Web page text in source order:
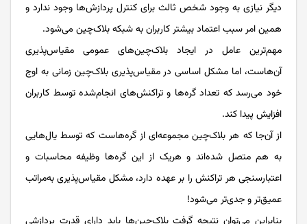
دیگر نیازی به وجود شخص ثالث برای کنترل پردازش‌ها وجود ندارد و
همین امر سبب اعتماد بیشتر کاربران به شبکه بلاک‌چین می‌شود.
مهم‌ترین عامل در ایجاد بلاک‌چین‌های عمومی مقیاس‌پذیری
آن‌هاست، اما مشکل اساسی در مقیاس‌پذیری بلاک‌چین زمانی به اوج
خود می‌رسد که تعداد گره‌ها و تراکنش‌های انجام‌شده توسط کاربران
افزایش پیدا کند.
از آن‌جا که هر بلاک‌چین مجموعه‌ای از گره‌هاست که توسط یال‌هایی
به هم متصل شده‌اند و هریک از این گره‌ها وظیفه محاسبات و
اعتبارسنجی هر تراکنش را بر عهده دارد، مشکل مقیاس‌پذیری به‌مراتب
عمیق‌تر و جدی‌تر می‌شود!